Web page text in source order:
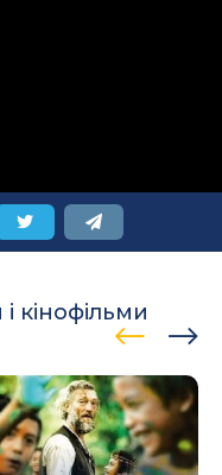
кінофільми